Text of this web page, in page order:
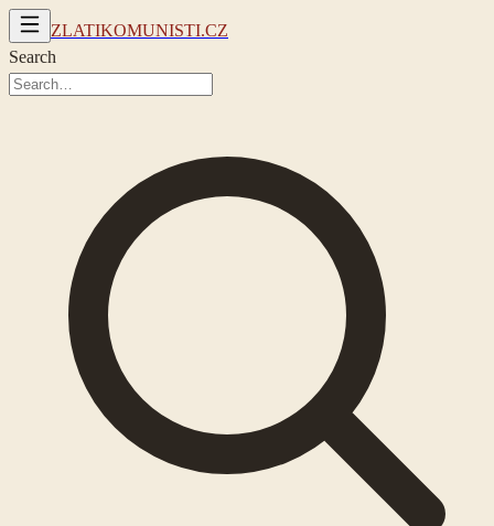
ZLATIKOMUNISTI.CZ
Search